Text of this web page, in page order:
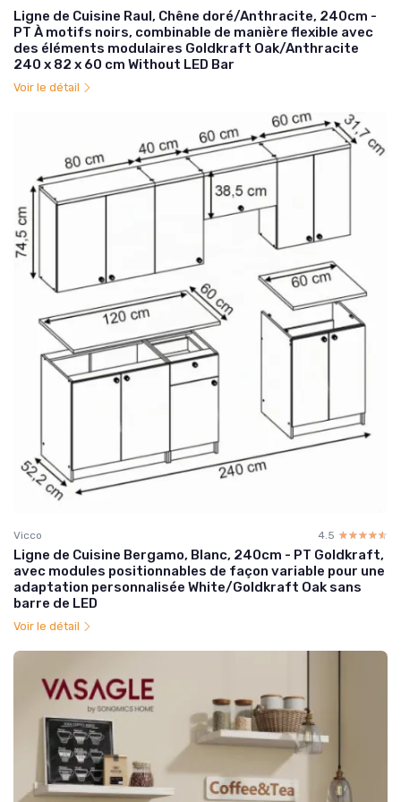
Ligne de Cuisine Raul, Chêne doré/Anthracite, 240cm -
PT À motifs noirs, combinable de manière flexible avec
des éléments modulaires Goldkraft Oak/Anthracite
240 x 82 x 60 cm Without LED Bar
Voir le détail
Vicco 4.5 ☆☆☆☆☆
★★★★★
Ligne de Cuisine Bergamo, Blanc, 240cm - PT Goldkraft,
avec modules positionnables de façon variable pour une
adaptation personnalisée White/Goldkraft Oak sans
barre de LED
Voir le détail